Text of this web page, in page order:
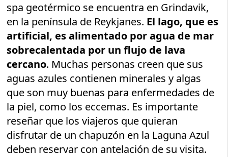
spa geotérmico se encuentra en Grindavik,
en la península de Reykjanes. El lago, que es
artificial, es alimentado por agua de mar
sobrecalentada por un flujo de lava
cercano. Muchas personas creen que sus
aguas azules contienen minerales y algas
que son muy buenas para enfermedades de
la piel, como los eccemas. Es importante
reseñar que los viajeros que quieran
disfrutar de un chapuzón en la Laguna Azul
deben reservar con antelación de su visita.